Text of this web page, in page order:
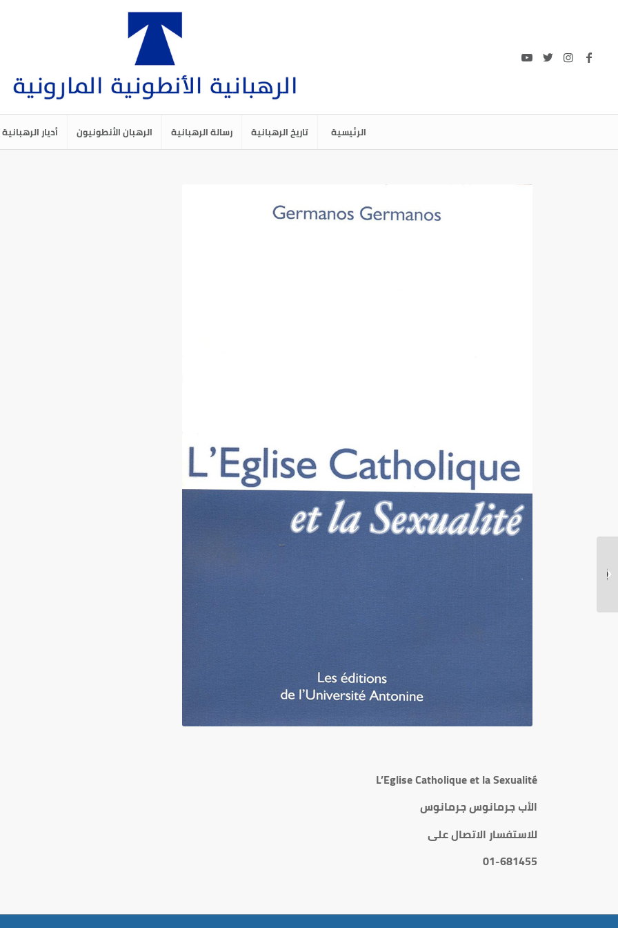
الرئيسية تاريخ الرهبانية رسالة الرهبانية الرهبان الأنطونيون أديار الرهبانية
L’Eglise Catholique et la Sexualité
الأب جرمانوس جرمانوس
للاستفسار الاتصال على
01-681455